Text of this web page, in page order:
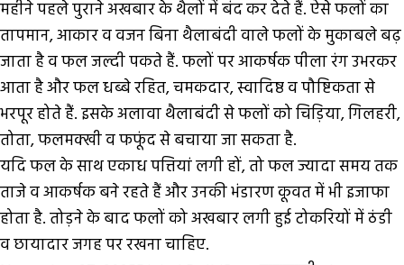
महीने पहले पुराने अखबार के थैलों में बंद कर देते हैं. ऐसे फलों का
तापमान, आकार व वजन बिना थैलाबंदी वाले फलों के मुकाबले बढ़
जाता है व फल जल्दी पकते हैं. फलों पर आकर्षक पीला रंग उभरकर
आता है और फल धब्बे रहित, चमकदार, स्वादिष्ठ व पौष्टिकता से
भरपूर होते हैं. इसके अलावा थैलाबंदी से फलों को चिड़िया, गिलहरी,
तोता, फलमक्खी व फफूंद से बचाया जा सकता है.
यदि फल के साथ एकाध पत्तियां लगी हों, तो फल ज्यादा समय तक
ताजे व आकर्षक बने रहते हैं और उनकी भंडारण कूवत में भी इजाफा
होता है. तोड़ने के बाद फलों को अखबार लगी हुई टोकरियों में ठंडी
व छायादार जगह पर रखना चाहिए.